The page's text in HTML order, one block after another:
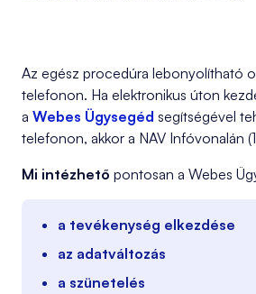
Az egész procedúra lebonyolítható
telefonon. Ha elektronikus úton
a Webes Ügysegéd segítségével
telefonon, akkor a NAV Infóvonalán
Mi intézhető pontosan a Webes
a tevékenység elkezdése
az adatváltozás
a szünetelés